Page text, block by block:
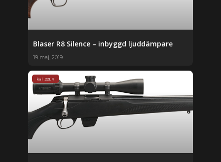
Blaser R8 Silence – inbyggd ljuddämpare
19 maj, 2019
kal .22LR